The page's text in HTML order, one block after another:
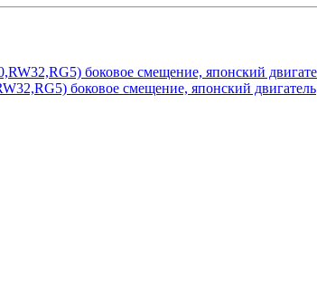
боковое смещение, японский двигатель